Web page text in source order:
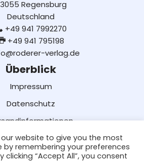
Regensburg
Deutschland
+49 941 7992270
+49 941 795198
verlag.de
Überblick
Impressum
Datenschutz
und Bezahlung
AGB
website to give you the most
by remembering your preferences
clicking “Accept All”, you consent